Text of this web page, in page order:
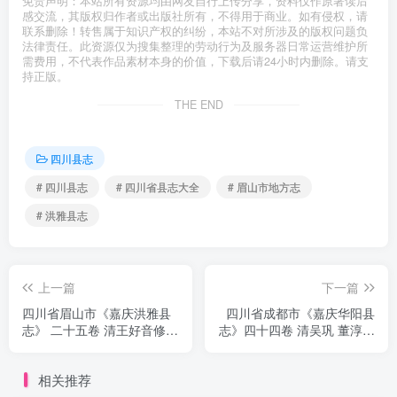
感交流，其版权归作者或出版社所有，不得用于商业。如有侵权，请
联系删除！转售属于知识产权的纠纷，本站不对所涉及的版权问题负
法律责任。此资源仅为搜集整理的劳动行为及服务器日常运营维护所
需费用，不代表作品素材本身的价值，下载后请24小时内删除。请支
持正版。
THE END
四川县志
# 四川县志
# 四川省县志大全
# 眉山市地方志
# 洪雅县志
上一篇
四川省眉山市《嘉庆洪雅县
志》 二十五卷 清王好音修
下一篇
四川省成都市《嘉庆华阳县
志》四十四卷 清吴巩 董淳修
相关推荐